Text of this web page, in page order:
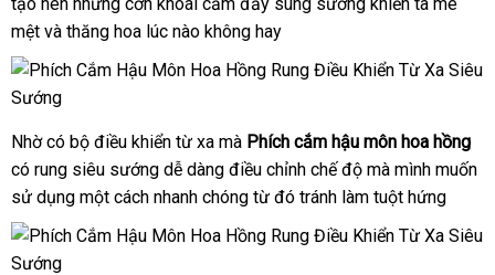
đảo
mệt Mỹ
và thăng hoa lúc nào không hay
Nhờ có bộ điều khiển từ xa mà Phích cắm hậu môn hoa hồng
có rung siêu sướng dễ dàng điều chỉnh chế độ chính
hãng
mà mình muốn
sử dụng một cách nhanh chóng từ đó tránh làm tuột hứng